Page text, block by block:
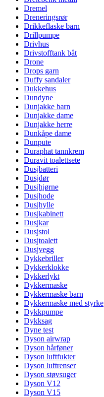
Dremel
Dreneringsrør
Drikkeflaske barn
Drillpumpe
Drivhus
Drivstofftank båt
Drone
Drops garn
Duffy sandaler
Dukkehus
Dundyne
Dunjakke barn
Dunjakke dame
Dunjakke herre
Dunkåpe dame
Dunpute
Duraphat tannkrem
Duravit toalettsete
Dusjbatteri
Dusjdør
Dusjhjørne
Dusjhode
Dusjhylle
Dusjkabinett
Dusjkar
Dusjstol
Dusjtoalett
Dusjvegg
Dykkebriller
Dykkerklokke
Dykkerlykt
Dykkermaske
Dykkermaske barn
Dykkermaske med styrke
Dykkpumpe
Dykksag
Dyne test
Dyson airwrap
Dyson hårføner
Dyson luftfukter
Dyson luftrenser
Dyson støvsuger
Dyson V12
Dyson V15